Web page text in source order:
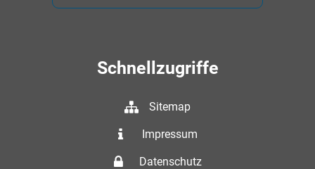
Schnellzugriffe
Sitemap
Impressum
Datenschutz